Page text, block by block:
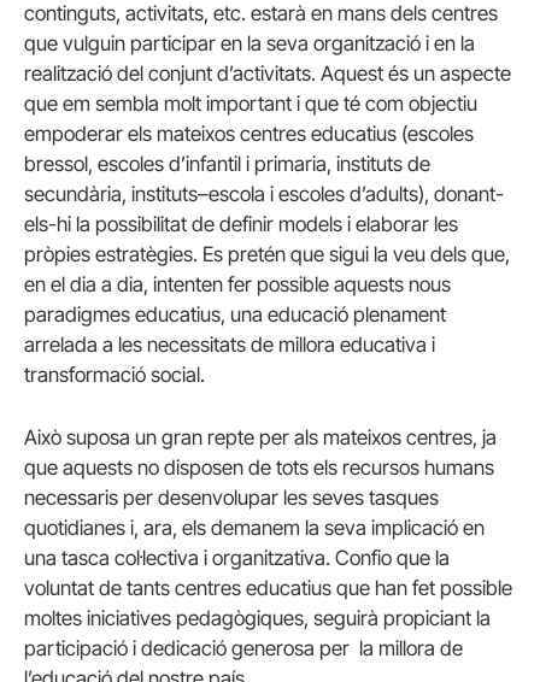
continguts, activitats, etc. estarà en mans dels centres
que vulguin participar en la seva organització i en la
realització del conjunt d’activitats. Aquest és un aspecte
que em sembla molt important i que té com objectiu
empoderar els mateixos centres educatius (escoles
bressol, escoles d’infantil i primaria, instituts de
secundària, instituts–escola i escoles d’adults), donant-
els-hi la possibilitat de definir models i elaborar les
pròpies estratègies. Es pretén que sigui la veu dels que,
en el dia a dia, intenten fer possible aquests nous
paradigmes educatius, una educació plenament
arrelada a les necessitats de millora educativa i
transformació social.
Això suposa un gran repte per als mateixos centres, ja
que aquests no disposen de tots els recursos humans
necessaris per desenvolupar les seves tasques
quotidianes i, ara, els demanem la seva implicació en
una tasca col·lectiva i organitzativa. Confio que la
voluntat de tants centres educatius que han fet possible
moltes iniciatives pedagògiques, seguirà propiciant la
participació i dedicació generosa per la millora de